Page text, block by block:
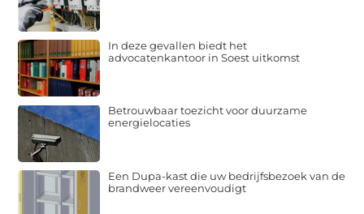
In deze gevallen biedt het
advocatenkantoor in Soest uitkomst
Betrouwbaar toezicht voor duurzame
energielocaties
Een Dupa-kast die uw bedrijfsbezoek van de
brandweer vereenvoudigt